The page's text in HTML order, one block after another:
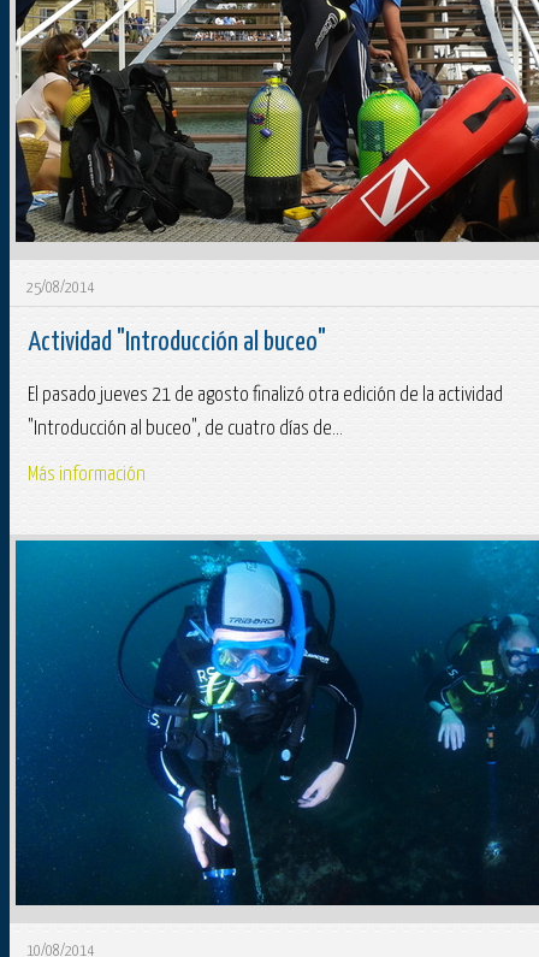
25/08/2014
Actividad "Introducción al buceo"
El pasado jueves 21 de agosto finalizó otra edición de la actividad
"Introducción al buceo", de cuatro días de...
Más información
10/08/2014